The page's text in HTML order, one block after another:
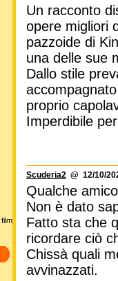
Un racconto
opere migliori
pazzoide di
una delle sue
Dallo stile
proprio
Imperdibile
Scuderia2 @ 12/10/
Qualche
Non è dato
Fatto sta che
ricordare ciò
Chissà quali
avvinazzati.
film